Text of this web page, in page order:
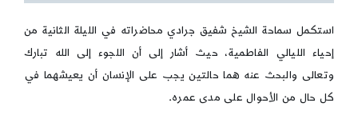
اليوم
الثاني-
السير
إلى
الله
وموانع
استكمل سماحة الشيخ شفيق جرادي محاضراته في الليلة الثانية من
إحياء الليالي الفاطمية، حيث أشار إلى أن اللجوء إلى الله تبارك
وتعالى والبحث عنه هما حالتين يجب على الإنسان أن يعيشهما في
كل حال من الأحوال على مدى عمره.